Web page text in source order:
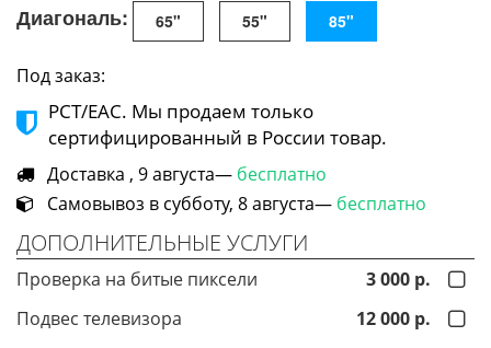
Диагональ: 65" 55" 85"
Под заказ:
РСТ/ЕАС. Мы продаем только
сертифицированный в России товар.
Доставка , 9 августа— бесплатно
Самовывоз в субботу, 8 августа— бесплатно
ДОПОЛНИТЕЛЬНЫЕ УСЛУГИ
Проверка на битые пиксели
3 000 р.
Подвес телевизора
12 000 р.